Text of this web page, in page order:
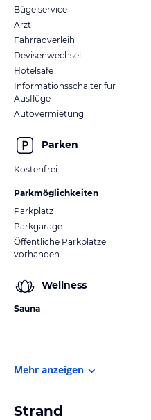
Bügelservice
Arzt
Fahrradverleih
Devisenwechsel
Hotelsafe
Informationsschalter für
Ausflüge
Autovermietung
Parken
Kostenfrei
Parkmöglichkeiten
Parkplatz
Parkgarage
Öffentliche Parkplätze
vorhanden
Wellness
Sauna
Mehr anzeigen
Strand